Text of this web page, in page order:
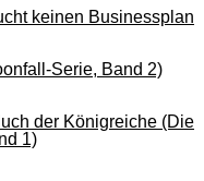
keinen Businessplan
Serie, Band 2)
der Königreiche (Die
1)